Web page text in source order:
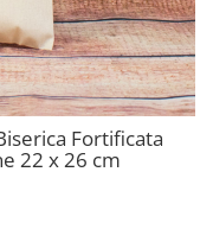
Fortificata
22 x 26 cm